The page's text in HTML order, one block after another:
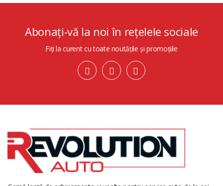
Abonați-vă la noi în rețelele sociale
Fiți la curent cu toate noutățile și promoțiile